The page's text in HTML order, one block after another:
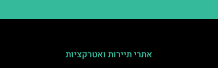
אתרי תיירות ואטרקציות